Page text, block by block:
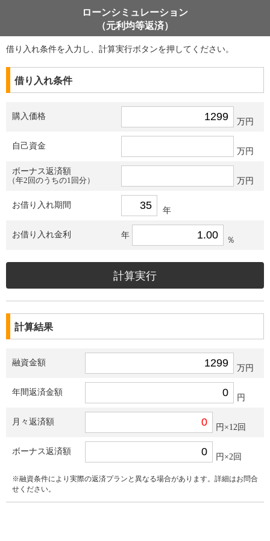
ローンシミュレーション
（元利均等返済）
借り入れ条件を入力し、計算実行ボタンを押してください。
借り入れ条件
購入価格
万円
自己資金
万円
ボーナス返済額
（年2回のうちの1回分）
万円
お借り入れ期間
年
お借り入れ金利 年
％
計算結果
融資金額
万円
年間返済金額
円
月々返済額
円×12回
ボーナス返済額
円×2回
※融資条件により実際の返済プランと異なる場合があります。詳細はお問合
せください。